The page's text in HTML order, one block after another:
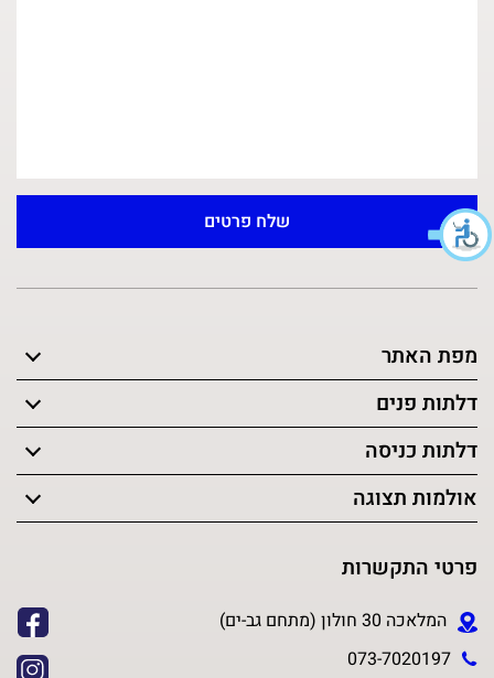
מפת האתר
דלתות פנים
דלתות כניסה
אולמות תצוגה
פרטי התקשרות
המלאכה 30 חולון (מתחם גב-ים)
073-7020197